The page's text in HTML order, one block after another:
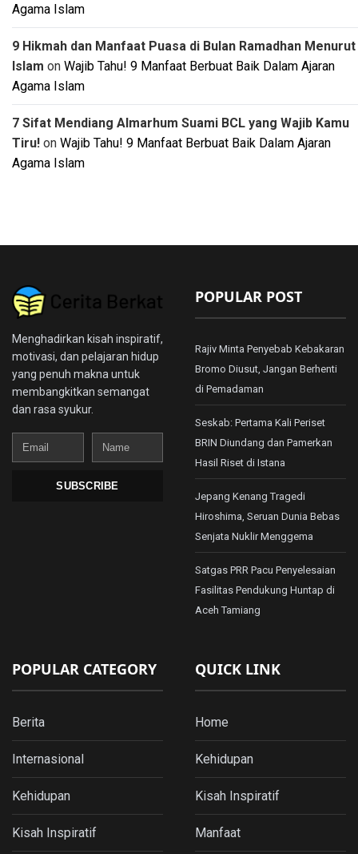
Agama Islam
9 Hikmah dan Manfaat Puasa di Bulan Ramadhan Menurut
Islam on Wajib Tahu! 9 Manfaat Berbuat Baik Dalam Ajaran
Agama Islam
7 Sifat Mendiang Almarhum Suami BCL yang Wajib Kamu
Tiru! on Wajib Tahu! 9 Manfaat Berbuat Baik Dalam Ajaran
Agama Islam
Menghadirkan kisah inspiratif,
motivasi, dan pelajaran hidup
yang penuh makna untuk
membangkitkan semangat
dan rasa syukur.
Email
Name
SUBSCRIBE
POPULAR POST
Rajiv Minta Penyebab Kebakaran
Bromo Diusut, Jangan Berhenti
di Pemadaman
Seskab: Pertama Kali Periset
BRIN Diundang dan Pamerkan
Hasil Riset di Istana
Jepang Kenang Tragedi
Hiroshima, Seruan Dunia Bebas
Senjata Nuklir Menggema
Satgas PRR Pacu Penyelesaian
Fasilitas Pendukung Huntap di
Aceh Tamiang
POPULAR CATEGORY
Berita
Internasional
Kehidupan
Kisah Inspiratif
QUICK LINK
Home
Kehidupan
Kisah Inspiratif
Manfaat